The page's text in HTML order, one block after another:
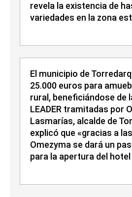
revela la existencia de
variedades en la zona
El municipio de
25.000 euros para
rural, beneficiándose de
LEADER tramitadas por
Lasmarías, alcalde de
explicó que «gracias a
Omezyma se dará un
para la apertura del hotel